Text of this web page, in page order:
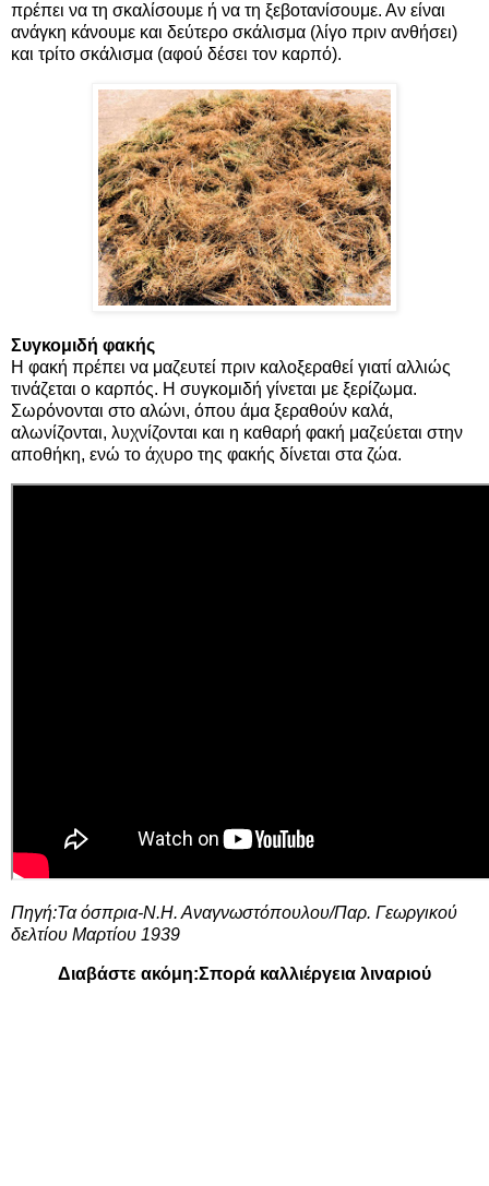
πρέπει να τη σκαλίσουμε ή να τη ξεβοτανίσουμε. Αν είναι
ανάγκη κάνουμε και δεύτερο σκάλισμα (λίγο πριν ανθήσει)
και τρίτο σκάλισμα (αφού δέσει τον καρπό).
Συγκομιδή φακής
Η φακή πρέπει να μαζευτεί πριν καλοξεραθεί γιατί αλλιώς
τινάζεται ο καρπός. Η συγκομιδή γίνεται με ξερίζωμα.
Σωρόνονται στο αλώνι, όπου άμα ξεραθούν καλά,
αλωνίζονται, λυχνίζονται και η καθαρή φακή μαζεύεται στην
αποθήκη, ενώ το άχυρο της φακής δίνεται στα ζώα.
Πηγή:Τα όσπρια-Ν.Η. Αναγνωστόπουλου/Παρ. Γεωργικού
δελτίου Μαρτίου 1939
Διαβάστε ακόμη:Σπορά καλλιέργεια λιναριού